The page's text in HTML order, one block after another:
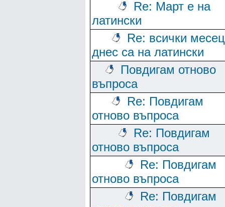
Re: Март е на
латински
Re: всички
днес са на латински
Повдигам отново
въпроса
Re: Повдигам
отново въпроса
Re: Повдигам
отново въпроса
Re: Повдигам
отново въпроса
Re: Повдигам